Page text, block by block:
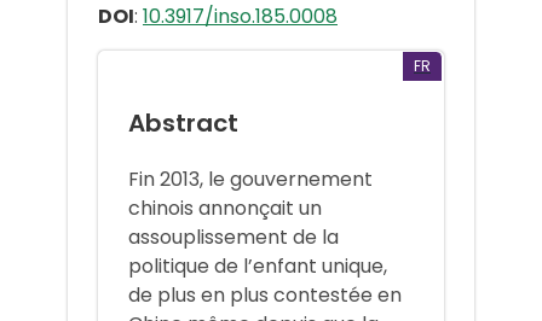
DOI: 10.3917/inso.185.0008
FR
Abstract
Fin 2013, le gouvernement
chinois annonçait un
assouplissement de la
politique de l’enfant unique,
de plus en plus contestée en